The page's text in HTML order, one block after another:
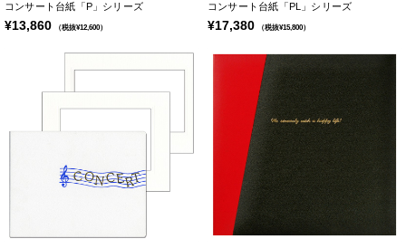
コンサート台紙「P」シリーズ
¥13,860 （税抜¥12,600）
コンサート台紙「PL」シリーズ
¥17,380 （税抜¥15,800）